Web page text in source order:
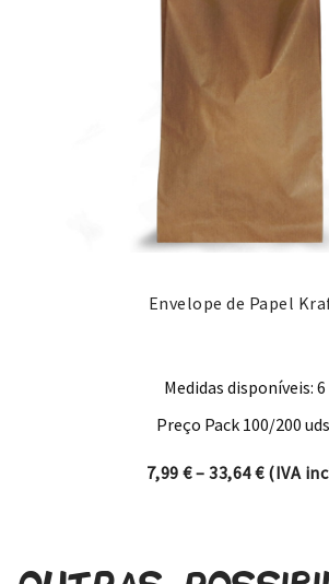
Envelope de Papel
Medidas disponíveis: 6
Preço Pack 100/200
7,99 €– 33,64€Price
(IVA